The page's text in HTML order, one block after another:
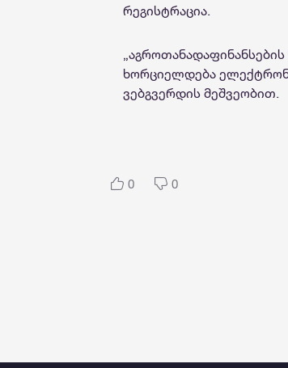
რეგისტრაცია.
ხორციელდება
ვებგვერდის მეშვეობით.
0 0